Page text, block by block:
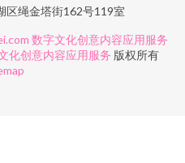
区绳金塔街162号119室
数字文化创意内容应用服务
化创意内容应用服务 版权所有